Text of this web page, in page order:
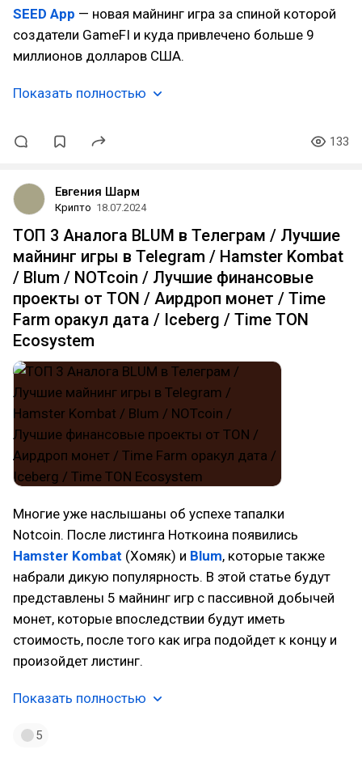
SEED App — новая майнинг игра за спиной которой
создатели GameFI и куда привлечено больше 9
миллионов долларов США.
Показать полностью
133
Евгения Шарм
Крипто 18.07.2024
ТОП 3 Аналога BLUM в Телеграм / Лучшие
майнинг игры в Telegram / Hamster Kombat
/ Blum / NOTcoin / Лучшие финансовые
проекты от TON / Аирдроп монет / Time
Farm оракул дата / Iceberg / Time TON
Ecosystem
Многие уже наслышаны об успехе тапалки
Notcoin. После листинга Ноткоина появились
Hamster Kombat (Хомяк) и Blum, которые также
набрали дикую популярность. В этой статье будут
представлены 5 майнинг игр с пассивной добычей
монет, которые впоследствии будут иметь
стоимость, после того как игра подойдет к концу и
произойдет листинг.
Показать полностью
5